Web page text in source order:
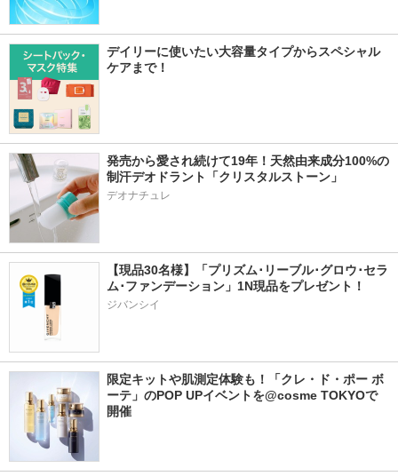
デイリーに使いたい大容量タイプからスペシャル
ケアまで！
発売から愛され続けて19年！天然由来成分100%の
制汗デオドラント「クリスタルストーン」
デオナチュレ
【現品30名様】「プリズム･リーブル･グロウ･セラ
ジバンシイ
限定キットや肌測定体験も！「クレ・ド・ポー ボ
ーテ」のPOP UPイベントを@cosme TOKYOで
開催